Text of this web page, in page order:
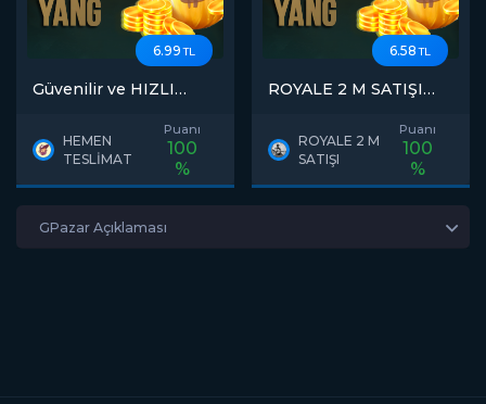
6.99 TL
Güvenilir ve HIZLI
HEMEN
TESLİMAT
Puanı
100
%
6.58 TL
ROYALE 2 M SATIŞI
ROYALE 2 M
SATIŞI
Puanı
100
%
GPazar Açıklaması